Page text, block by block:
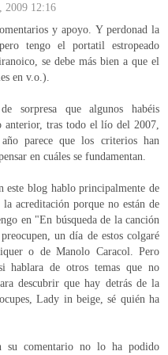
2009 12:16
y apoyo. Y perdonad la
tengo el portatil estropeado
se debe más bien a que el
en v.o.).
sorpresa que algunos habéis
anterior, tras todo el lío del 2007,
parece que los criterios han
en cuáles se fundamentan.
este blog hablo principalmente de
acreditación porque no están de
en "En búsqueda de la canción
un día de estos colgaré
o de Manolo Caracol. Pero
hablara de otros temas que no
descubrir que hay detrás de la
Lady in beige, sé quién ha
su comentario no lo ha podido